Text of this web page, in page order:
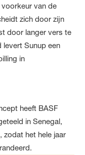
van de
zich door zijn
door langer vers te
levert Sunup een
in
heeft BASF
in Senegal,
zodat het hele jaar